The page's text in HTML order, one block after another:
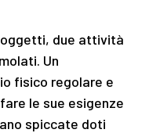
due attività
Un
fisico regolare e
le sue esigenze
spiccate doti